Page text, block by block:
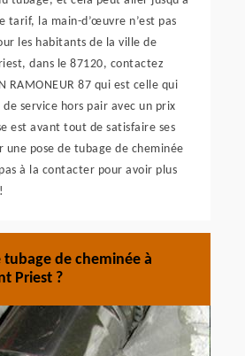
tarif, la main-d’œuvre n’est pas
les habitants de la ville de
dans le 87120, contactez
RAMONEUR 87 qui est celle qui
service hors pair avec un prix
est avant tout de satisfaire ses
pose de tubage de cheminée
à la contacter pour avoir plus
tubage de cheminée à
Priest ?